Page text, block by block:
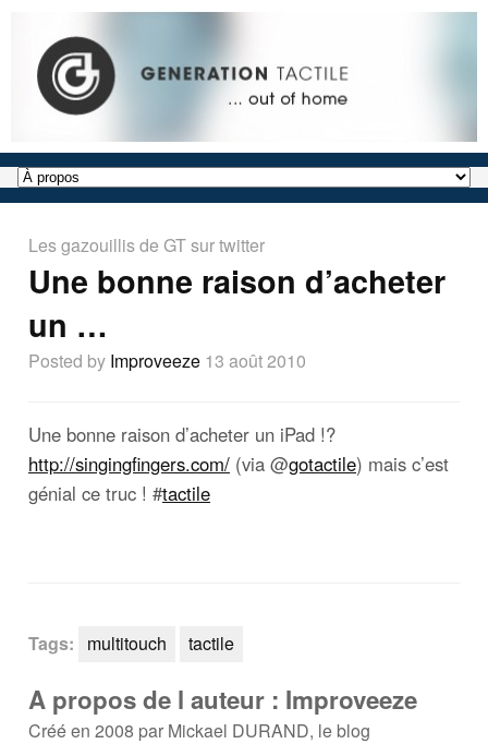
Les gazouillis de GT sur twitter
Une bonne raison d’acheter
un …
Posted by Improveeze 13 août 2010
Une bonne raison d’acheter un iPad !?
http://singingfingers.com/ (via @gotactile) mais c’est
génial ce truc ! #tactile
Tags: multitouch tactile
A propos de l auteur : Improveeze
Créé en 2008 par Mickael DURAND, le blog